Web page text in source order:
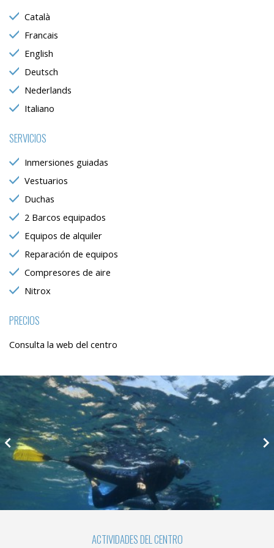
Català
Francais
English
Deutsch
Nederlands
Italiano
SERVICIOS
Inmersiones guiadas
Vestuarios
Duchas
2 Barcos equipados
Equipos de alquiler
Reparación de equipos
Compresores de aire
Nitrox
PRECIOS
Consulta la web del centro
ACTIVIDADES DEL CENTRO
a través de la observación continuada de sus hábitos de
de navegación en el sitio web y mostrar publicidad
relacionada con el perfil de navegación del usuario.